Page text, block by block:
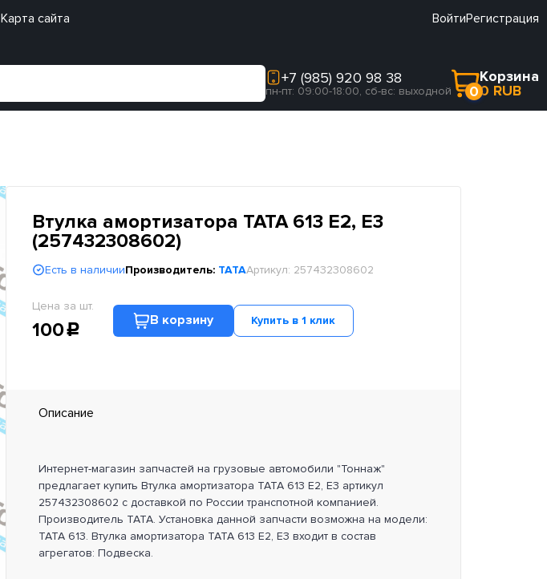
Карта сайта ВойтиРегистрация
+7 (985) 920 98 38
пн-пт: 09:00-18:00, сб-вс: выходной 0
Корзина
0 RUB
Втулка амортизатора TATA 613 E2, E3
(257432308602)
Есть в наличииПроизводитель: TATAАртикул: 257432308602
Цена за шт.
100c
В корзину Купить в 1 клик
Описание
Интернет-магазин запчастей на грузовые автомобили "Тоннаж"
предлагает купить Втулка амортизатора TATA 613 E2, E3 артикул
257432308602 с доставкой по России транспотной компанией.
Производитель TATA. Установка данной запчасти возможна на модели:
TATA 613. Втулка амортизатора TATA 613 E2, E3 входит в состав
агрегатов: Подвеска.